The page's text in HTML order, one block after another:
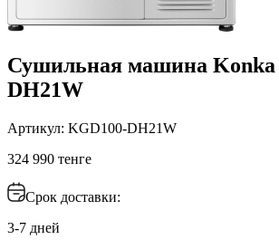
Сушильная машина Konka
DH21W
Артикул: KGD100-DH21W
324 990 тенге
Срок доставки:
3-7 дней